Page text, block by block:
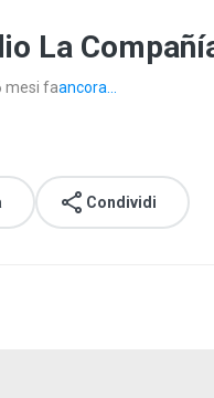
La
mesi faancora...
Condividi